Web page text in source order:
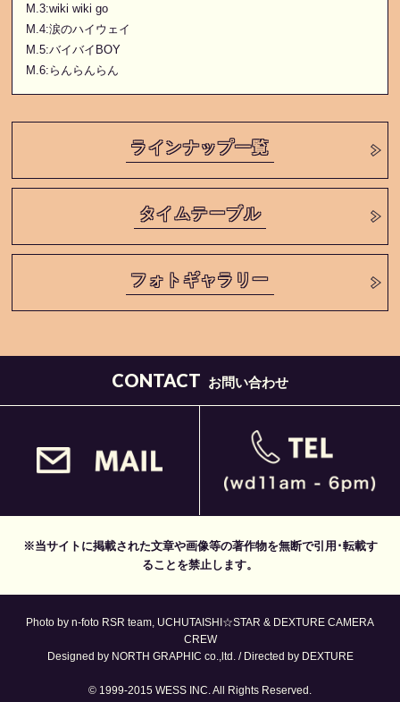
M.3:wiki wiki go
M.4:涙のハイウェイ
M.5:バイバイBOY
M.6:らんらんらん
ラインナップ一覧
タイムテーブル
フォトギャラリー
CONTACT お問い合わせ
※当サイトに掲載された文章や画像等の著作物を無断で引用･転載す
ることを禁止します。
Photo by n-foto RSR team, UCHUTAISHI☆STAR & DEXTURE CAMERA
CREW
Designed by NORTH GRAPHIC co.,ltd. / Directed by DEXTURE
© 1999-2015 WESS INC. All Rights Reserved.